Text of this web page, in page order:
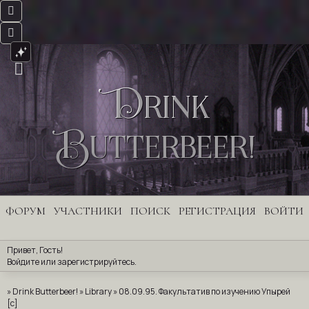
Drink
Butterbeer!
ФОРУМ УЧАСТНИКИ ПОИСК РЕГИСТРАЦИЯ ВОЙТИ
Привет, Гость!
Войдите или зарегистрируйтесь.
»Drink Butterbeer! »Library»08.09.95. Факультатив по изучению Упырей
[с]